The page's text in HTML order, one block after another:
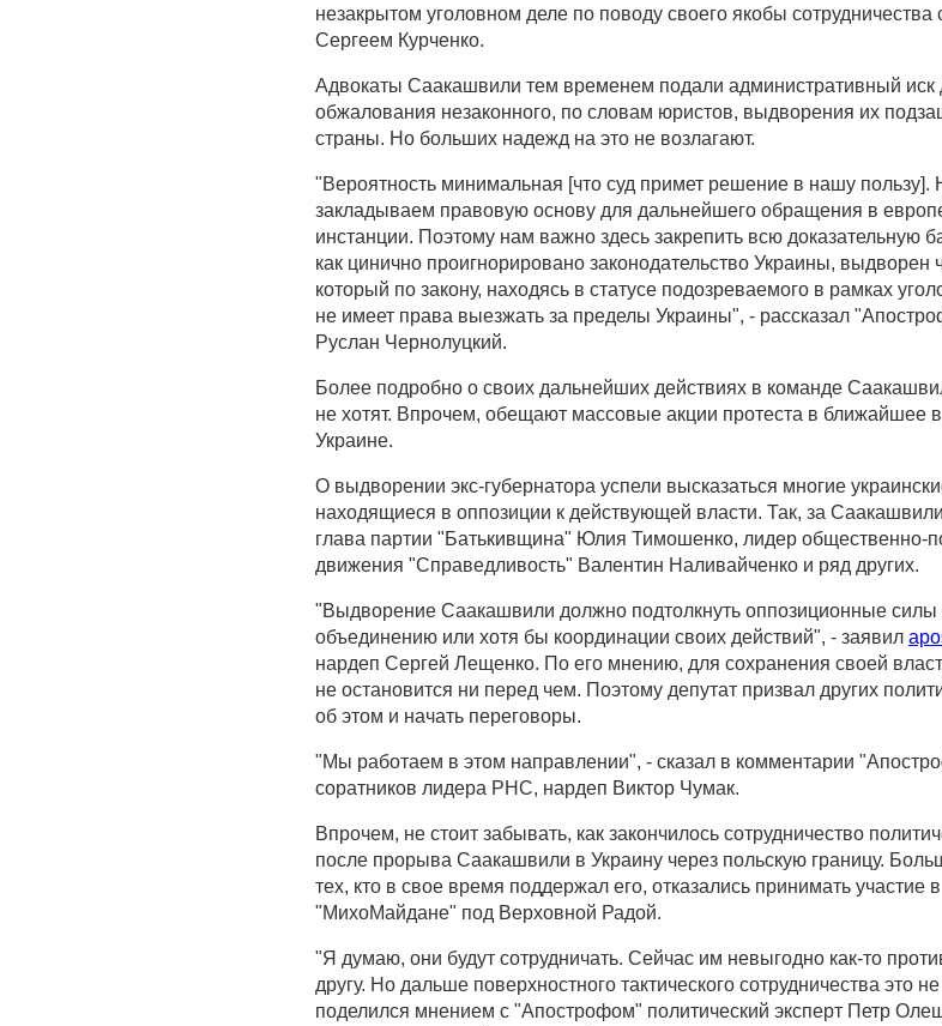
незакрытом уголовном деле по поводу своего якобы сотрудничества
Сергеем Курченко.
Адвокаты Саакашвили тем временем подали административный иск
обжалования незаконного, по словам юристов, выдворения их
страны. Но больших надежд на это не возлагают.
"Вероятность минимальная [что суд примет решение в нашу пользу].
закладываем правовую основу для дальнейшего обращения в
инстанции. Поэтому нам важно здесь закрепить всю доказательную
как цинично проигнорировано законодательство Украины, выдворен
который по закону, находясь в статусе подозреваемого в рамках
не имеет права выезжать за пределы Украины", - рассказал
Руслан Чернолуцкий.
Более подробно о своих дальнейших действиях в команде
не хотят. Впрочем, обещают массовые акции протеста в ближайшее
Украине.
О выдворении экс-губернатора успели высказаться многие
находящиеся в оппозиции к действующей власти. Так, за
глава партии "Батькивщина" Юлия Тимошенко, лидер общественно-
движения "Справедливость" Валентин Наливайченко и ряд других.
"Выдворение Саакашвили должно подтолкнуть оппозиционные силы
объединению или хотя бы координации своих действий", - заявил
нардеп Сергей Лещенко. По его мнению, для сохранения своей
не остановится ни перед чем. Поэтому депутат призвал других
об этом и начать переговоры.
"Мы работаем в этом направлении", - сказал в комментарии
соратников лидера РНС, нардеп Виктор Чумак.
Впрочем, не стоит забывать, как закончилось сотрудничество
после прорыва Саакашвили в Украину через польскую границу.
тех, кто в свое время поддержал его, отказались принимать участие в
"МихоМайдане" под Верховной Радой.
"Я думаю, они будут сотрудничать. Сейчас им невыгодно как-то
другу. Но дальше поверхностного тактического сотрудничества это
поделился мнением с "Апострофом" политический эксперт Петр